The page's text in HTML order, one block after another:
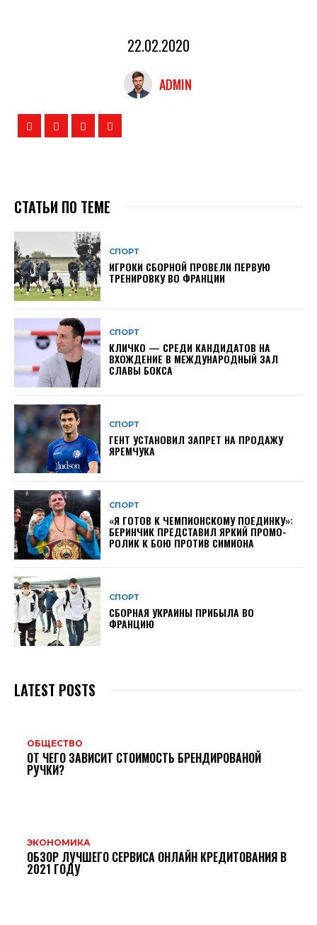
22.02.2020
ADMIN
СТАТЬИ ПО ТЕМЕ
СПОРТ
ИГРОКИ СБОРНОЙ ПРОВЕЛИ ПЕРВУЮ
ТРЕНИРОВКУ ВО ФРАНЦИИ
СПОРТ
КЛИЧКО — СРЕДИ КАНДИДАТОВ НА
ВХОЖДЕНИЕ В МЕЖДУНАРОДНЫЙ ЗАЛ
СЛАВЫ БОКСА
СПОРТ
ГЕНТ УСТАНОВИЛ ЗАПРЕТ НА ПРОДАЖУ
ЯРЕМЧУКА
СПОРТ
«Я ГОТОВ К ЧЕМПИОНСКОМУ ПОЕДИНКУ»:
БЕРИНЧИК ПРЕДСТАВИЛ ЯРКИЙ ПРОМО-
РОЛИК К БОЮ ПРОТИВ СИМИОНА
СПОРТ
СБОРНАЯ УКРАИНЫ ПРИБЫЛА ВО
ФРАНЦИЮ
LATEST POSTS
ОБЩЕСТВО
ОТ ЧЕГО ЗАВИСИТ СТОИМОСТЬ БРЕНДИРОВАНОЙ
РУЧКИ?
ЭКОНОМИКА
ОБЗОР ЛУЧШЕГО СЕРВИСА ОНЛАЙН КРЕДИТОВАНИЯ В
2021 ГОДУ